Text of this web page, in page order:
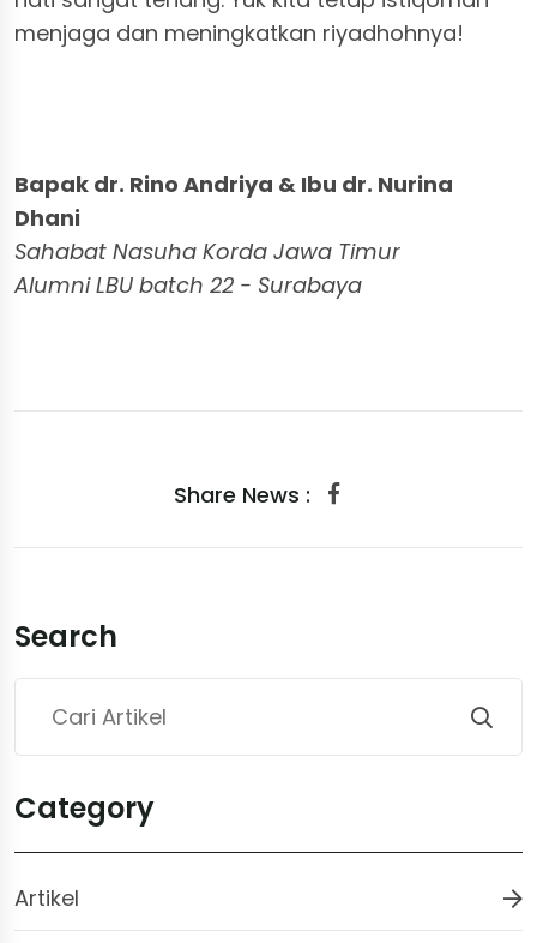
menjaga dan meningkatkan riyadhohnya!
Bapak dr. Rino Andriya & Ibu dr. Nurina
Dhani
Sahabat Nasuha Korda Jawa Timur
Alumni LBU batch 22 - Surabaya
Share News :
Search
Category
Artikel